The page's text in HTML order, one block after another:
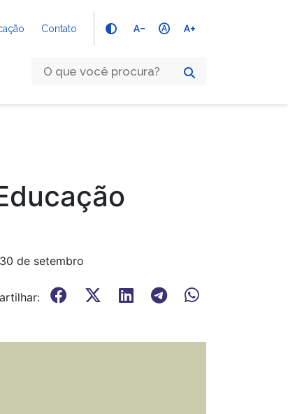
Contato text_decrease hdr_auto text_increase
de setembro